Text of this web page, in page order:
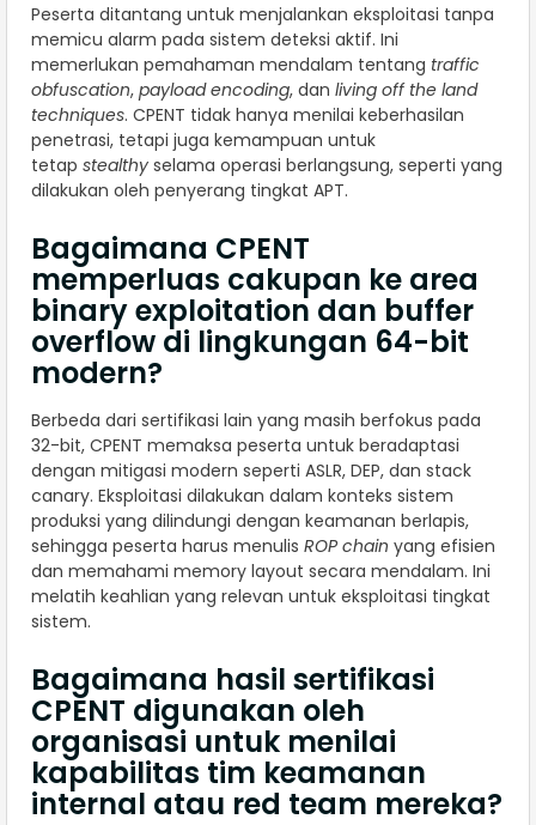
Peserta ditantang untuk menjalankan eksploitasi tanpa
memicu alarm pada sistem deteksi aktif. Ini
memerlukan pemahaman mendalam tentang traffic
obfuscation, payload encoding, dan living off the land
techniques. CPENT tidak hanya menilai keberhasilan
penetrasi, tetapi juga kemampuan untuk
tetap stealthy selama operasi berlangsung, seperti yang
dilakukan oleh penyerang tingkat APT.
Bagaimana CPENT
memperluas cakupan ke area
binary exploitation dan buffer
overflow di lingkungan 64-bit
modern?
Berbeda dari sertifikasi lain yang masih berfokus pada
32-bit, CPENT memaksa peserta untuk beradaptasi
dengan mitigasi modern seperti ASLR, DEP, dan stack
canary. Eksploitasi dilakukan dalam konteks sistem
produksi yang dilindungi dengan keamanan berlapis,
sehingga peserta harus menulis ROP chain yang efisien
dan memahami memory layout secara mendalam. Ini
melatih keahlian yang relevan untuk eksploitasi tingkat
sistem.
Bagaimana hasil sertifikasi
CPENT digunakan oleh
organisasi untuk menilai
kapabilitas tim keamanan
internal atau red team mereka?